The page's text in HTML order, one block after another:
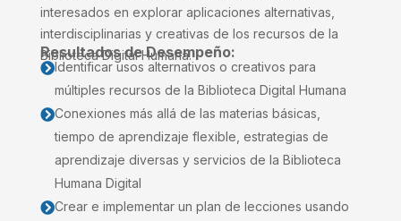
interesados ​​en explorar aplicaciones alternativas,
interdisciplinarias y creativas de los recursos de la
Biblioteca Digital Humana.
Resultados de Desempeño:
Identificar usos alternativos o creativos para
múltiples recursos de la Biblioteca Digital Humana
Conexiones más allá de las materias básicas,
tiempo de aprendizaje flexible, estrategias de
aprendizaje diversas y servicios de la Biblioteca
Humana Digital
Crear e implementar un plan de lecciones usando